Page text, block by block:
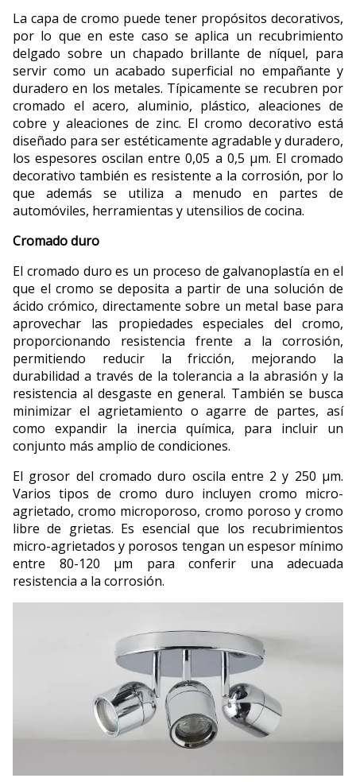
La capa de cromo puede tener propósitos decorativos,
por lo que en este caso se aplica un recubrimiento
delgado sobre un chapado brillante de níquel, para
servir como un acabado superficial no empañante y
duradero en los metales. Típicamente se recubren por
cromado el acero, aluminio, plástico, aleaciones de
cobre y aleaciones de zinc. El cromo decorativo está
diseñado para ser estéticamente agradable y duradero,
los espesores oscilan entre 0,05 a 0,5 μm. El cromado
decorativo también es resistente a la corrosión, por lo
que además se utiliza a menudo en partes de
automóviles, herramientas y utensilios de cocina.
Cromado duro
El cromado duro es un proceso de galvanoplastía en el
que el cromo se deposita a partir de una solución de
ácido crómico, directamente sobre un metal base para
aprovechar las propiedades especiales del cromo,
proporcionando resistencia frente a la corrosión,
permitiendo reducir la fricción, mejorando la
durabilidad a través de la tolerancia a la abrasión y la
resistencia al desgaste en general. También se busca
minimizar el agrietamiento o agarre de partes, así
como expandir la inercia química, para incluir un
conjunto más amplio de condiciones.
El grosor del cromado duro oscila entre 2 y 250 μm.
Varios tipos de cromo duro incluyen cromo micro-
agrietado, cromo microporoso, cromo poroso y cromo
libre de grietas. Es esencial que los recubrimientos
micro-agrietados y porosos tengan un espesor mínimo
entre 80-120 μm para conferir una adecuada
resistencia a la corrosión.